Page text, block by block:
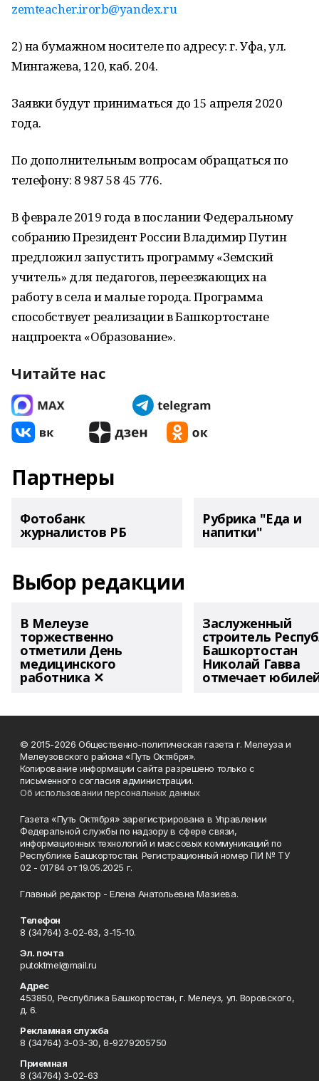
zemteacher.irorb@yandex.ru
2) на бумажном носителе по адресу: г. Уфа, ул.
Мингажева, 120, каб. 204.
Заявки будут приниматься до 15 апреля 2020
года.
По дополнительным вопросам обращаться по
телефону: 8 987 58 45 776.
В феврале 2019 года в послании Федеральному
собранию Президент России Владимир Путин
предложил запустить программу «Земский
учитель» для педагогов, переезжающих на
работу в села и малые города. Программа
способствует реализации в Башкортостане
нацпроекта «Образование».
Читайте нас
Партнеры
Фотобанк
журналистов РБ
Рубрика "Еда и
напитки"
Выбор редакции
В Мелеузе
торжественно
отметили День
медицинского
работника ✕
Заслуженный
строитель
Башкортостан
Николай Гавва
отмечает
© 2015-2026 Общественно-политическая газета г. Мелеуза и
Мелеузовского района «Путь Октября».
Копирование информации сайта разрешено только с
письменного согласия администрации.
Об использовании персональных данных
Газета «Путь Октября» зарегистрирована в Управлении
Федеральной службы по надзору в сфере связи,
информационных технологий и массовых коммуникаций по
Республике Башкортостан. Регистрационный номер ПИ № ТУ
02 - 01784 от 19.05.2025 г.
Главный редактор - Елена Анатольевна Мазиева.
Телефон
8 (34764) 3-02-63, 3-15-10.
Эл. почта
putoktmel@mail.ru
Адрес
453850, Республика Башкортостан, г. Мелеуз, ул. Воровского,
д. 6.
Рекламная служба
8 (34764) 3-03-30, 8-9279205750
Приемная
8 (34764) 3-02-63